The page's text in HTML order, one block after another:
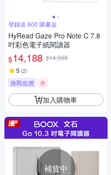
登錄送 600 購書金
HyRead Gaze Pro Note C 7.8
吋彩色電子紙閱讀器
$14,188 $14,588
5 (2)
挑戰低價 券
加入購物車
補貨中